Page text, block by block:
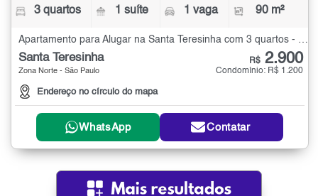
3 quartos 1 suíte 1 vaga 90 m²
Apartamento para Alugar na Santa Teresinha com 3 quartos - 90 m²
Santa Teresinha
Zona Norte - São Paulo
Endereço no círculo do mapa
R$ 2.900
Condomínio: R$ 1.200
WhatsApp Contatar